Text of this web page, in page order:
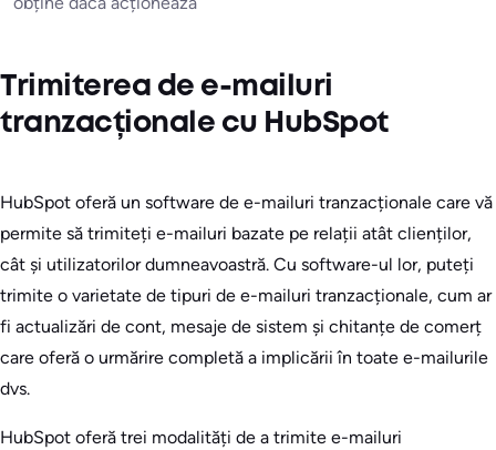
Trimiterea de e-mailuri
tranzacționale cu HubSpot
HubSpot oferă un software de e-mailuri tranzacționale care vă
permite să trimiteți e-mailuri bazate pe relații atât clienților,
cât și utilizatorilor dumneavoastră. Cu software-ul lor, puteți
trimite o varietate de tipuri de e-mailuri tranzacționale, cum ar
fi actualizări de cont, mesaje de sistem și chitanțe de comerț
care oferă o urmărire completă a implicării în toate e-mailurile
dvs.
HubSpot oferă trei modalități de a trimite e-mailuri